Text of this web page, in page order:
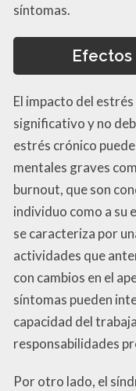
síntomas.
Efectos
El impacto del
significativo y no
estrés crónico
mentales graves
burnout, que son
individuo como a su
se caracteriza por
actividades que
con cambios en el
síntomas pueden
capacidad del
responsabilidades
Por otro lado, el